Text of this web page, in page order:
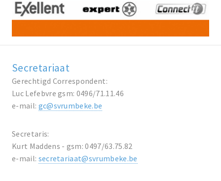
Secretariaat
Gerechtigd Correspondent:
Luc Lefebvre gsm: 0496/71.11.46
e-mail: gc@svrumbeke.be
Secretaris:
Kurt Maddens - gsm: 0497/63.75.82
e-mail: secretariaat@svrumbeke.be